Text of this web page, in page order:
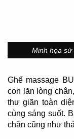
Minh họa sử
Ghế massage
con lăn lòng
thư giãn toàn
cùng sáng suốt.
chân cũng như